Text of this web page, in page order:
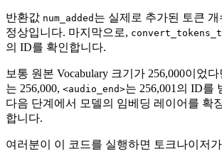
반환값 num_added 는 실제로 추가된 토큰
정상입니다. 마지막으로,
의 ID를 확인합니다.
보통 원본 Vocabulary 크기가 256,000이었다
는 256,000, <audio_end>는 256,001의 ID를
다음 단계에서 모델의 임베딩 레이어를 확
합니다.
여러분이 이 코드를 실행하면 토크나이저